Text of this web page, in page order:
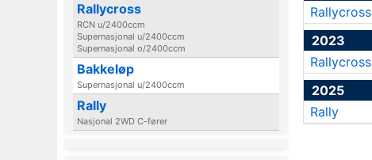
Rallycross
RCN u/2400ccm
Supernasjonal u/2400ccm
Supernasjonal o/2400ccm
Bakkeløp
Supernasjonal u/2400ccm
Rally
Nasjonal 2WD C-fører
Rallycross
2023
Rallycross
2025
Rally